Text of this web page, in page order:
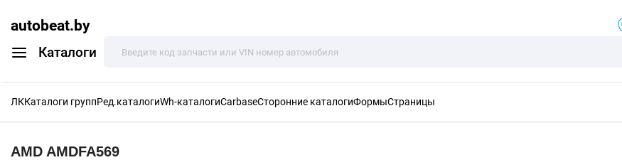
autobeat.by
Каталоги
ЛККаталоги группРед.каталогиWh-каталогиCarbaseСторонние каталогиФормыСтраницы
AMD AMDFA569